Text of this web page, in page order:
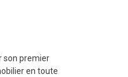
son premier
en toute